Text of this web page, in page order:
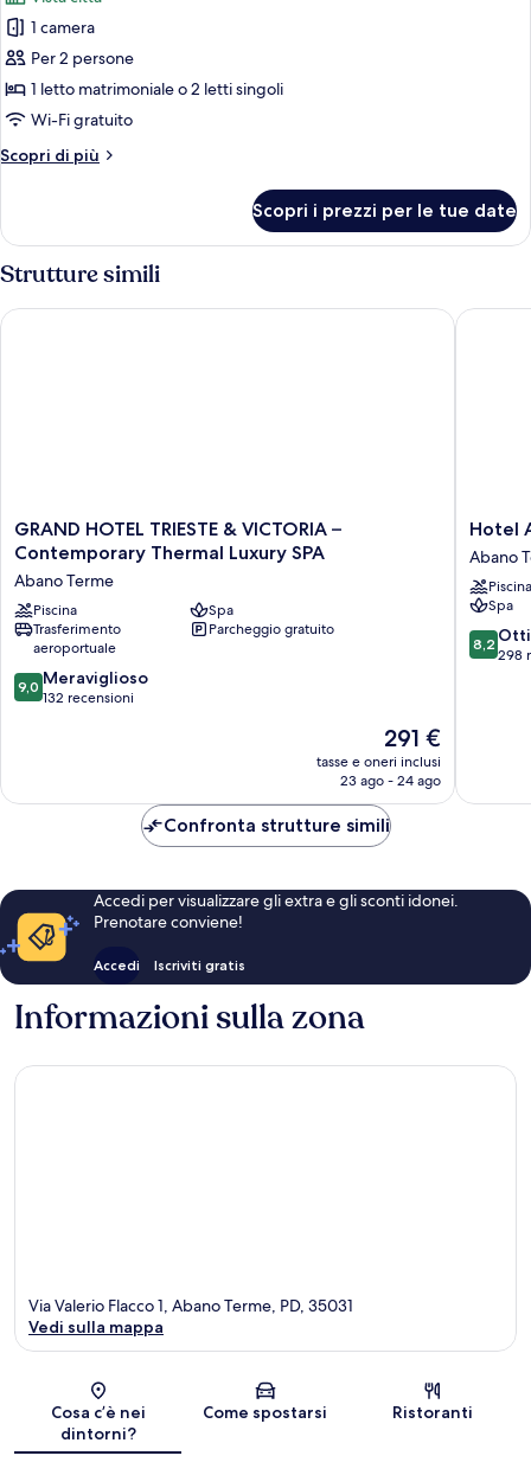
1 camera
Per 2 persone
1 letto matrimoniale o 2 letti singoli
Wi-Fi gratuito
Scopri di più
Altri
balcone,
città
Scopri i prezzi per le tue date
Strutture simili
GRAND
HOTEL
&
VICTORIA
–
Contemporary
Thermal
Luxury
GRAND HOTEL TRIESTE & VICTORIA –
Contemporary Thermal Luxury SPA
Abano Terme
Piscina
Spa
Trasferimento
aeroportuale
Parcheggio gratuito
9.0
su
9,0 Meraviglioso
132 recensioni
Il
prezzo
attuale
291 €
291 €
tasse e oneri inclusi
23 ago - 24 ago
GRAND HOTEL TRIESTE & VICTORIA – Contemporary
Hotel
Abano
Ritz
Abano
Terme
Hotel
Abano
Piscina
Spa
8.2
su
8,2
298
Hotel
Confronta strutture simili
Accedi per visualizzare gli extra e gli sconti idonei.
Prenotare conviene!
Accedi Iscriviti gratis
Informazioni sulla zona
Mappa
Via Valerio Flacco 1, Abano Terme, PD, 35031
Vedi sulla mappa
Cosa c’è nei
dintorni?
Come spostarsi Ristoranti